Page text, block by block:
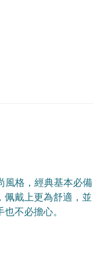
風格，經典基本必備
佩戴上更為舒適，並
不必擔心。